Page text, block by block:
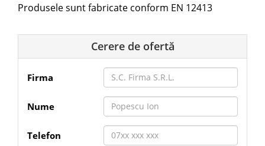
Produsele sunt fabricate conform EN 12413
Cerere de ofertă
Firma
Nume
Telefon